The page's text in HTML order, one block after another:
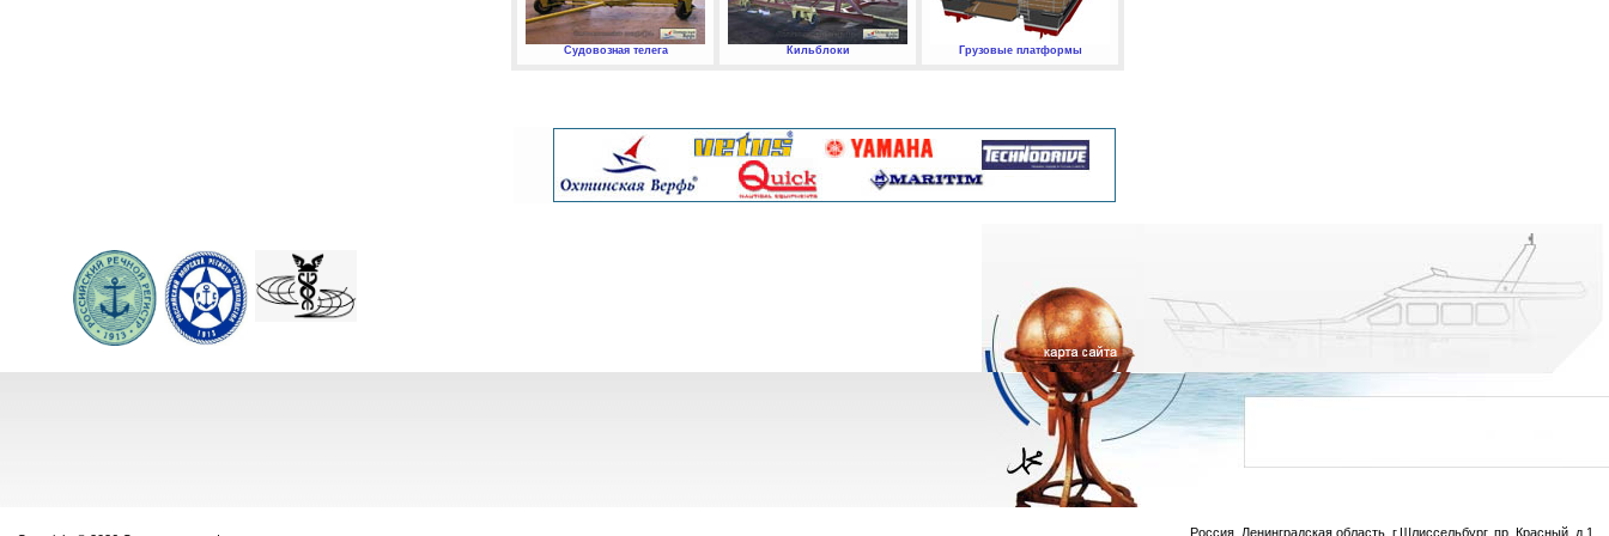
Судовозная телега Кильблоки Грузовые платформы
Россия, Ленинградская область, г.Шлиссельбург, пр. Красный, д.1